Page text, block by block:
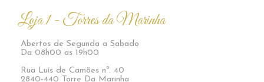
Loja 1 - Torres da Marinha
Abertos de Segunda a Sabado
Da 08h00 as 19h00
Rua Luís de Camões nº. 40
2840-440 Torre Da Marinha